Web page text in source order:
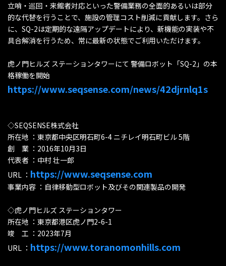
立哨・巡回・来館者対応といった警備業務の全面的あるいは部分
的な代替を行うことで、施設の管理コスト削減に貢献します。さら
に、SQ-2は定期的な遠隔アップデートにより、新機能の実装や不
具合解消を行うため、常に最新の状態でご利用いただけます。
虎ノ門ヒルズ ステーションタワーにて 警備ロボット「SQ-2」の本
格稼働を開始
https://www.seqsense.com/news/42djrnlq1s
◇SEQSENSE株式会社
所在地 ：東京都中央区明石町6-4 ニチレイ明石町ビル 5階
創 業 ：2016年10月3日
代表者 ：中村 壮一郎
URL ： https://www.seqsense.com
事業内容 ：自律移動型ロボット及びその関連製品の開発
◇虎ノ門ヒルズ ステーションタワー
所在地 ：東京都港区虎ノ門2-6-1
竣 工 ：2023年7月
URL ： https://www.toranomonhills.com